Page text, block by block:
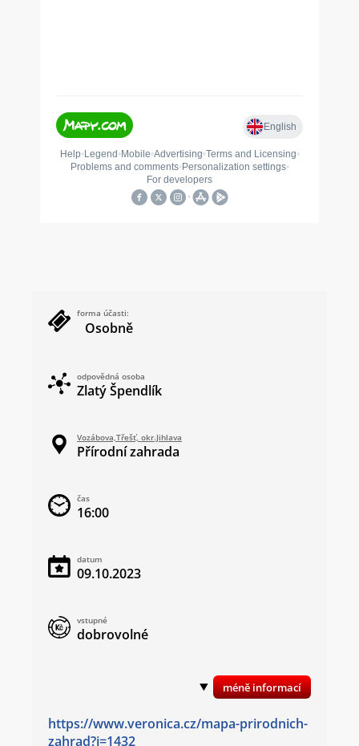
forma účasti:
Osobně
odpovědná osoba
Zlatý Špendlík
Vozábova,Třešť, okr.Jihlava
Přírodní zahrada
čas
16:00
datum
09.10.2023
vstupné
dobrovolné
https://www.veronica.cz/mapa-prirodnich-
zahrad?i=1432